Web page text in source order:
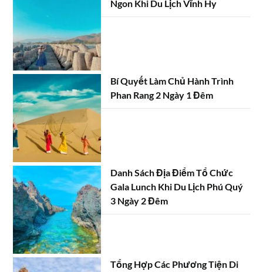
Ngon Khi Du Lịch Vĩnh Hy
Bí Quyết Làm Chủ Hành Trình
Phan Rang 2 Ngày 1 Đêm
Danh Sách Địa Điểm Tổ Chức
Gala Lunch Khi Du Lịch Phú Quý
3 Ngày 2 Đêm
Tổng Hợp Các Phương Tiện Di